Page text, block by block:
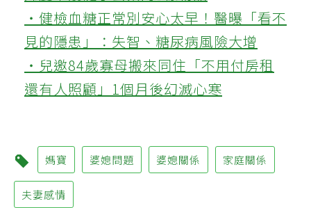
‧健檢血糖正常別安心太早！醫曝「看不
見的隱患」：失智、糖尿病風險大增
‧兒邀84歲寡母搬來同住「不用付房租
還有人照顧」1個月後幻滅心寒
媽寶 婆媳問題 婆媳關係 家庭關係
夫妻感情